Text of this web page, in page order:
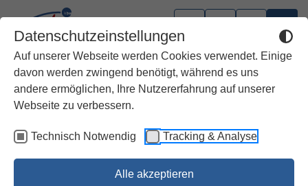
Datenschutzeinstellungen
Auf unserer Webseite werden Cookies verwendet. Einige
davon werden zwingend benötigt, während es uns
andere ermöglichen, Ihre Nutzererfahrung auf unserer
Webseite zu verbessern.
Technisch Notwendig Tracking & Analyse
Alle akzeptieren